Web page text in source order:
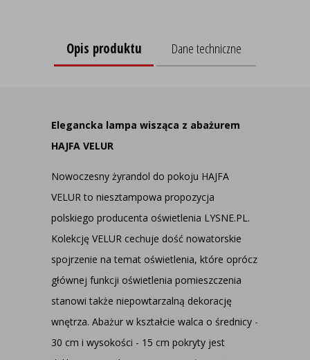
Opis produktu Dane techniczne
Elegancka lampa wisząca z abażurem
HAJFA VELUR
Nowoczesny żyrandol do pokoju HAJFA
VELUR to niesztampowa propozycja
polskiego producenta oświetlenia LYSNE.PL.
Kolekcję VELUR cechuje dość nowatorskie
spojrzenie na temat oświetlenia, które oprócz
głównej funkcji oświetlenia pomieszczenia
stanowi także niepowtarzalną dekorację
wnętrza. Abażur w kształcie walca o średnicy -
30 cm i wysokości - 15 cm pokryty jest